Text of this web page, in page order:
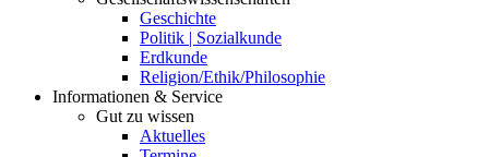
Geschichte
Politik | Sozialkunde
Erdkunde
Religion/Ethik/Philosophie
Informationen & Service
Gut zu wissen
Aktuelles